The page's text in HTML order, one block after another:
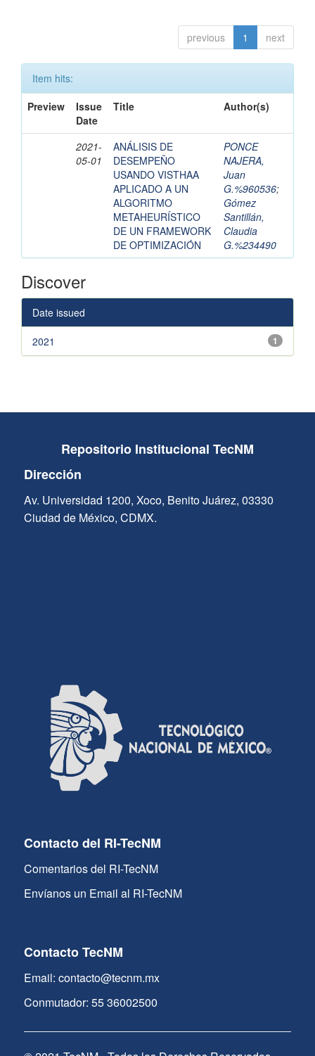
previous 1 next
Item hits:
Preview
Issue
Date
Title Author(s)
2021-
05-01
ANÁLISIS DE
DESEMPEÑO
USANDO VISTHAA
APLICADO A UN
ALGORITMO
METAHEURÍSTICO
DE UN FRAMEWORK
DE OPTIMIZACIÓN
PONCE
NAJERA,
Juan
G.%960536;
Gómez
Santillán,
Claudia
G.%234490
Discover
Date issued
1
2021
Repositorio Institucional TecNM
Dirección
Av. Universidad 1200, Xoco, Benito Juárez, 03330
Ciudad de México, CDMX.
Contacto del RI-TecNM
Comentarios del RI-TecNM
Envíanos un Email al RI-TecNM
Contacto TecNM
Email: contacto@tecnm.mx
Conmutador: 55 36002500